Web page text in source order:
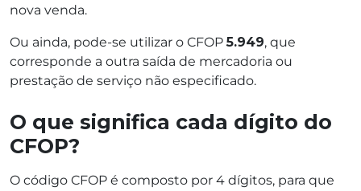
nova venda.
Ou ainda, pode-se utilizar o CFOP5.949, que
corresponde a outra saída de mercadoria ou
prestação de serviço não especificado.
O que significa cada dígito do
CFOP?
O código CFOP é composto por 4 dígitos, para que